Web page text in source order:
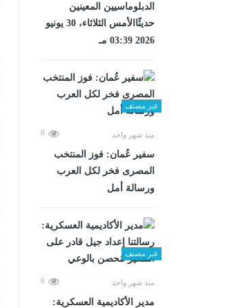
الدبلوماسيين المعينين
حديثًاالأمس الثلاثاء، 30 يونيو
2026 03:39 مـ
غير مصنف
منذ شهر واحد 0
سفير عُمان: فوز المنتخب
المصرى فخر لكل العرب
ورسالة أمل
غير مصنف
منذ شهر واحد 0
مدير الأكاديمية العسكرية: